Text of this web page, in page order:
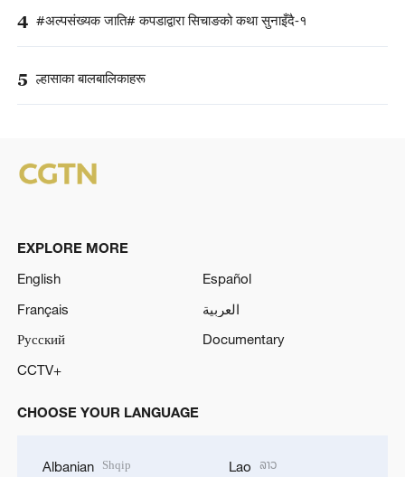
4 #अल्पसंख्यक जाति# कपडाद्वारा सिचाङको कथा सुनाइँदै-१
5 ल्हासाका बालबालिकाहरू
EXPLORE MORE
English
Español
Français
العربية
Русский
Documentary
CCTV+
CHOOSE YOUR LANGUAGE
Albanian Shqip Lao ລາວ